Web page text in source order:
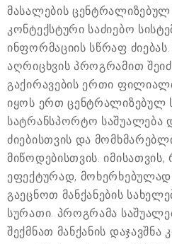
მასალების ცენტრალიზებულ
კონტექსტური საძიებო
ინფორმაციის სწრაფ ძიებას.
აღრიცხვის პროგრამით
გაქირავების ერთი
იყოს ერთ ცენტრალიზებულ
სატრანსპორტო საშუალება
ძიებისთვის და
მიწოდებისთვის.
ეფექტურად,
გაეცნოთ მანქანების
სურათი. პროგრამა
შექმნათ მანქანის